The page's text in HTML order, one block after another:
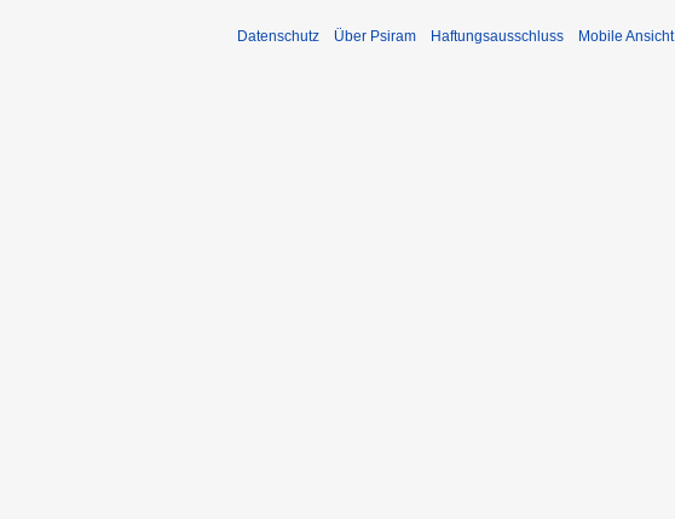
Datenschutz Über Psiram Haftungsausschluss Mobile Ansicht